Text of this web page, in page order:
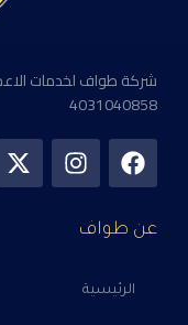
4031040858
عن طواف
الرئيسية